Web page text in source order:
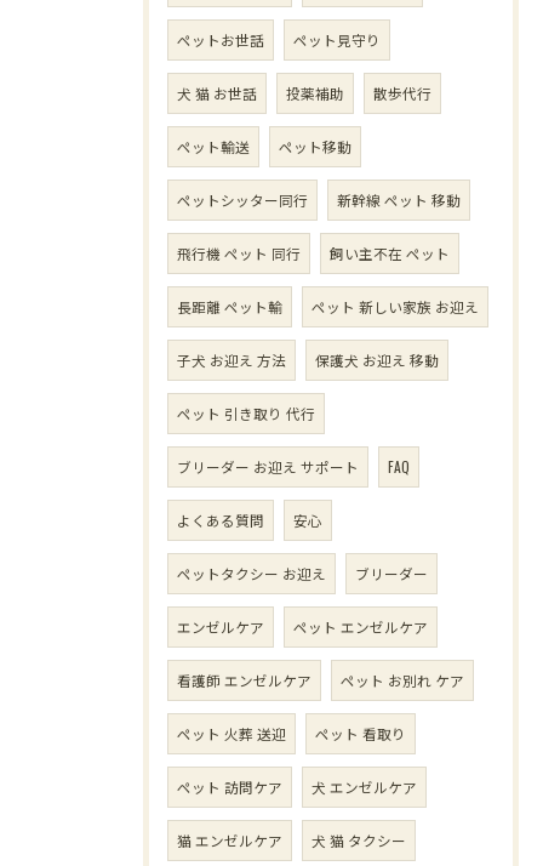
ペットお世話 ペット見守り
犬 猫 お世話 投薬補助 散歩代行
ペット輸送 ペット移動
ペットシッター同行 新幹線 ペット 移動
飛行機 ペット 同行 飼い主不在 ペット
長距離 ペット輸 ペット 新しい家族 お迎え
子犬 お迎え 方法 保護犬 お迎え 移動
ペット 引き取り 代行
ブリーダー お迎え サポート FAQ
よくある質問 安心
ペットタクシー お迎え ブリーダー
エンゼルケア ペット エンゼルケア
看護師 エンゼルケア ペット お別れ ケア
ペット 火葬 送迎 ペット 看取り
ペット 訪問ケア 犬 エンゼルケア
猫 エンゼルケア 犬 猫 タクシー